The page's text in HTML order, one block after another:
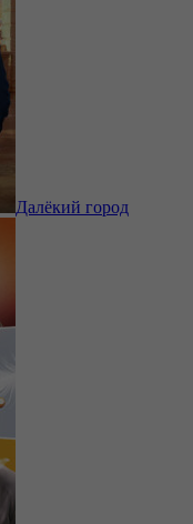
Далёкий город